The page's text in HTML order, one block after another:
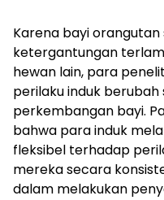
Karena bayi
ketergantungan
hewan lain, para
perilaku induk berubah
perkembangan bayi.
bahwa para induk
fleksibel terhadap
mereka secara
dalam melakukan